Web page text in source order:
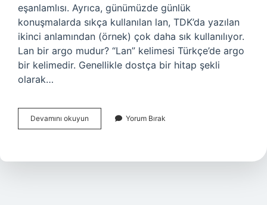
eşanlamlısı. Ayrıca, günümüzde günlük
konuşmalarda sıkça kullanılan lan, TDK’da yazılan
ikinci anlamından (örnek) çok daha sık kullanılıyor.
Lan bir argo mudur? “Lan” kelimesi Türkçe’de argo
bir kelimedir. Genellikle dostça bir hitap şekli
olarak…
Devamını okuyun
Lan
Yorum Bırak